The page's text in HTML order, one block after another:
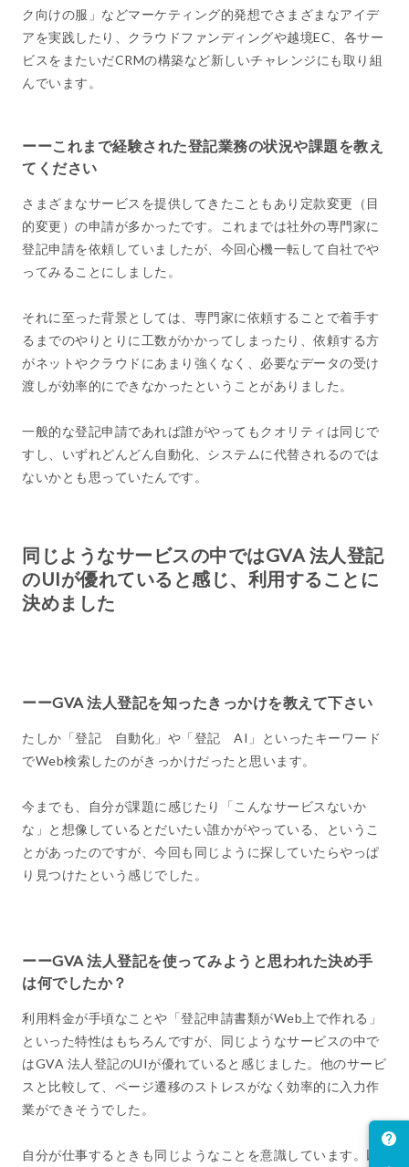
ク向けの服」などマーケティング的発想でさまざまなアイデ
アを実践したり、クラウドファンディングや越境EC、各サー
ビスをまたいだCRMの構築など新しいチャレンジにも取り組
んでいます。
ーーこれまで経験された登記業務の状況や課題を教え
てください
さまざまなサービスを提供してきたこともあり定款変更（目
的変更）の申請が多かったです。これまでは社外の専門家に
登記申請を依頼していましたが、今回心機一転して自社でや
ってみることにしました。
それに至った背景としては、専門家に依頼することで着手す
るまでのやりとりに工数がかかってしまったり、依頼する方
がネットやクラウドにあまり強くなく、必要なデータの受け
渡しが効率的にできなかったということがありました。
一般的な登記申請であれば誰がやってもクオリティは同じで
すし、いずれどんどん自動化、システムに代替されるのでは
ないかとも思っていたんです。
同じようなサービスの中ではGVA 法人登記
のUIが優れていると感じ、利用することに
決めました
ーーGVA 法人登記を知ったきっかけを教えて下さい
たしか「登記 自動化」や「登記 AI」といったキーワード
でWeb検索したのがきっかけだったと思います。
今までも、自分が課題に感じたり「こんなサービスないか
な」と想像しているとだいたい誰かがやっている、というこ
とがあったのですが、今回も同じように探していたらやっぱ
り見つけたという感じでした。
ーーGVA 法人登記を使ってみようと思われた決め手
は何でしたか？
利用料金が手頃なことや「登記申請書類がWeb上で作れる」
といった特性はもちろんですが、同じようなサービスの中で
はGVA 法人登記のUIが優れていると感じました。他のサービ
スと比較して、ページ遷移のストレスがなく効率的に入力作
業ができそうでした。
自分が仕事するときも同じようなことを意識しています。以